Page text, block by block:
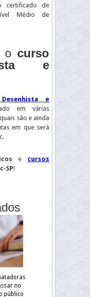
certificado de
Médio de
curso
e
e
em várias
são e ainda
em que será
e cursos
SP!
no
público